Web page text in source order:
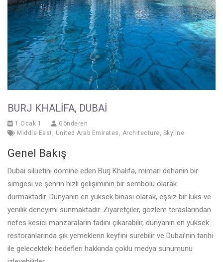
BURJ KHALIFA, DUBAI
1 Ocak 1
Gönderen
Middle East , United Arab Emirates , Architecture, Skyline
Genel Bakış
Dubai silüetini domine eden Burj Khalifa, mimari dehanın bir
simgesi ve şehrin hızlı gelişiminin bir sembolü olarak
durmaktadır. Dünyanın en yüksek binası olarak, eşsiz bir lüks ve
yenilik deneyimi sunmaktadır. Ziyaretçiler, gözlem teraslarından
nefes kesici manzaraların tadını çıkarabilir, dünyanın en yüksek
restoranlarında şık yemeklerin keyfini sürebilir ve Dubai’nin tarihi
ile gelecekteki hedefleri hakkında çoklu medya sunumunu